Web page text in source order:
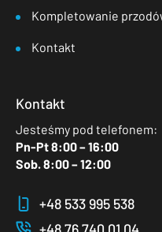
Kompletowanie
Kontakt
Kontakt
Jesteśmy pod telefonem:
Pn-Pt 8:00 – 16:00
Sob. 8:00 – 12:00
+48 533 995 538